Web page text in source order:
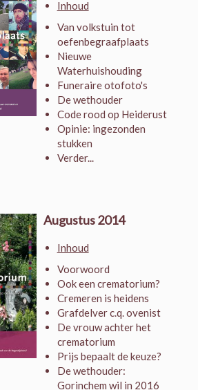
Inhoud
Van volkstuin tot
oefenbegraafplaats
Nieuwe
Waterhuishouding
Funeraire otofoto's
De wethouder
Code rood op Heiderust
Opinie: ingezonden
stukken
Verder...
Augustus 2014
Inhoud
Voorwoord
Ook een crematorium?
Cremeren is heidens
Grafdelver c.q. ovenist
De vrouw achter het
crematorium
Prijs bepaalt de keuze?
De wethouder:
Gorinchem wil in 2016